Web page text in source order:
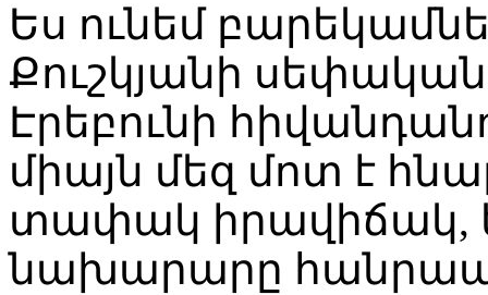
Ես ունեմ
Քուշկյանի
Էրեբունի
միայն մեզ մոտ է
տափակ իրավիճակ,
նախարարը